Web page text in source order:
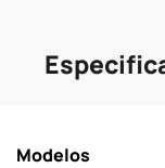
Modelos